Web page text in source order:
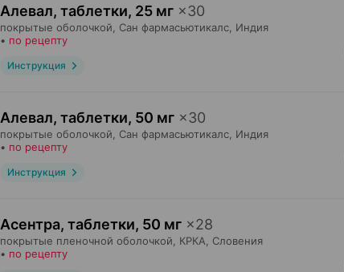
Алевал, таблетки, 25 мг ×30
покрытые оболочкой, Сан фармасьютикалс , Индия
• по рецепту
Инструкция
Алевал, таблетки, 50 мг ×30
покрытые оболочкой, Сан фармасьютикалс , Индия
• по рецепту
Инструкция
Асентра, таблетки, 50 мг ×28
покрытые пленочной оболочкой, КРКА , Словения
• по рецепту